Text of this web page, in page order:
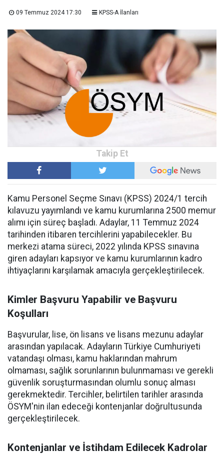
09 Temmuz 2024 17:30 KPSS-A İlanları
Kamu Personel Seçme Sınavı (KPSS) 2024/1 tercih
kılavuzu yayımlandı ve kamu kurumlarına 2500 memur
alımı için süreç başladı. Adaylar, 11 Temmuz 2024
tarihinden itibaren tercihlerini yapabilecekler. Bu
merkezi atama süreci, 2022 yılında KPSS sınavına
giren adayları kapsıyor ve kamu kurumlarının kadro
ihtiyaçlarını karşılamak amacıyla gerçekleştirilecek.
Kimler Başvuru Yapabilir ve Başvuru
Koşulları
Başvurular, lise, ön lisans ve lisans mezunu adaylar
arasından yapılacak. Adayların Türkiye Cumhuriyeti
vatandaşı olması, kamu haklarından mahrum
olmaması, sağlık sorunlarının bulunmaması ve gerekli
güvenlik soruşturmasından olumlu sonuç alması
gerekmektedir. Tercihler, belirtilen tarihler arasında
ÖSYM'nin ilan edeceği kontenjanlar doğrultusunda
gerçekleştirilecek.
Kontenjanlar ve İstihdam Edilecek Kadrolar